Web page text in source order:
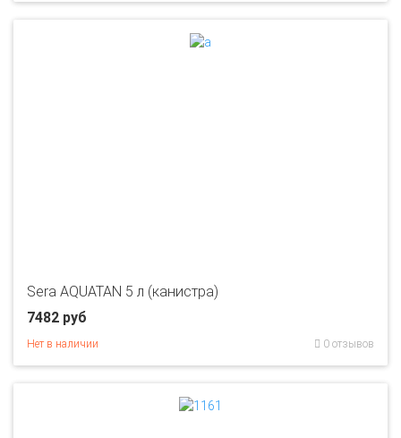
Sera AQUATAN 5 л (канистра)
7482 руб
Нет в наличии 0 отзывов